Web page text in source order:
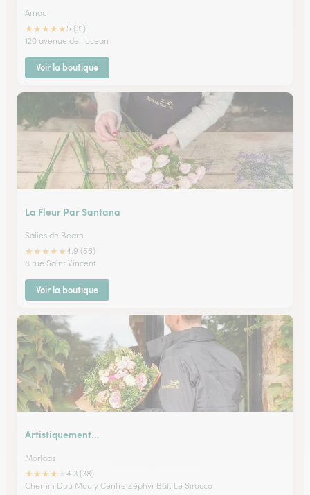
Amou
★★★★★ 5 (31)
120 avenue de l'ocean
Voir la boutique
La Fleur Par Santana
Salies de Bearn
★★★★★4.9 (56)
8 rue Saint Vincent
Voir la boutique
Artistiquement…
Morlaas
★★★★
4.3 (38)
Chemin Dou Mouly Centre Zéphyr Bât. Le Sirocco